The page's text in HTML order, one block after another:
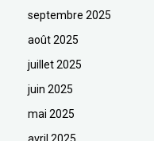
septembre 2025
août 2025
juillet 2025
juin 2025
mai 2025